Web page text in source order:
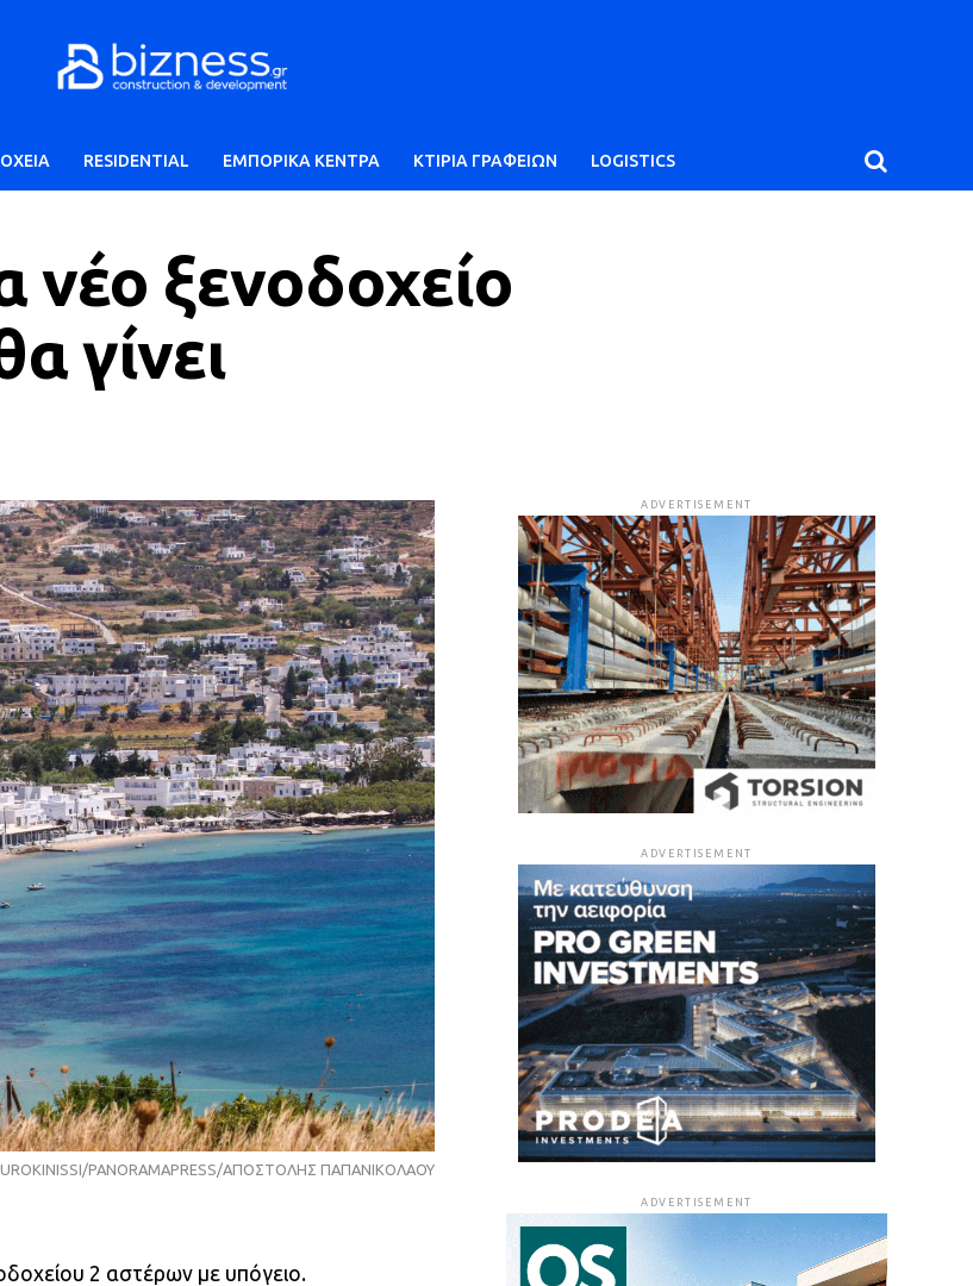
RESIDENTIAL ΕΜΠΟΡΙΚΑ ΚΕΝΤΡΑ ΚΤΙΡΙΑ ΓΡΑΦΕΙΩΝ LOGISTICS
ξενοδοχείο
γίνει
PANORAMAPRESS/ΑΠΟΣΤΟΛΗΣ ΠΑΠΑΝΙΚΟΛΑΟΥ
2 αστέρων με υπόγειο.
ADVERTISEMENT
ADVERTISEMENT
ADVERTISEMENT